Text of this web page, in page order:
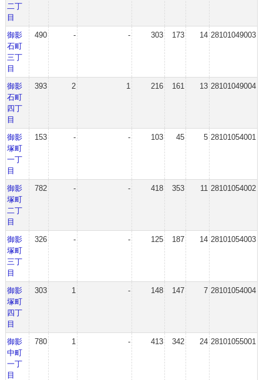
二丁
目
御影
石町
三丁
目
490 - - 303 173 14 28101049003
御影
石町
四丁
目
393 2 1 216 161 13 28101049004
御影
塚町
一丁
目
153 - - 103 45 5 28101054001
御影
塚町
二丁
目
782 - - 418 353 11 28101054002
御影
塚町
三丁
目
326 - - 125 187 14 28101054003
御影
塚町
四丁
目
303 1 - 148 147 7 28101054004
御影
中町
一丁
目
780 1 - 413 342 24 28101055001